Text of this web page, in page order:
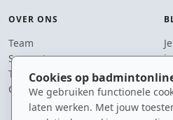
Cookies op
We gebruiken functionele
laten werken. Met jouw
OVER ONS
Team
Supporters
Tip de redactie
Contact